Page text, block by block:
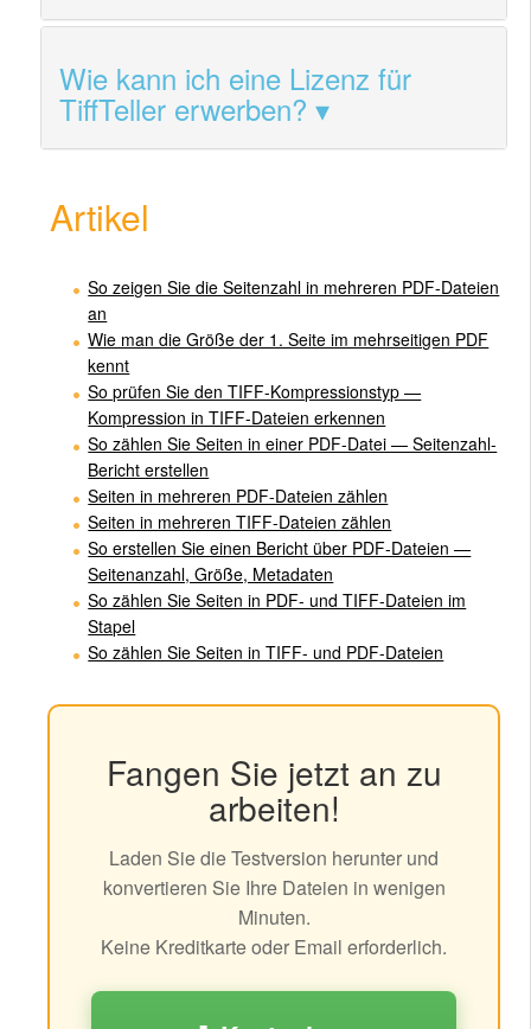
Wie kann ich eine Lizenz für
TiffTeller erwerben?
Artikel
So zeigen Sie die Seitenzahl in mehreren PDF-Dateien
an
Wie man die Größe der 1. Seite im mehrseitigen PDF
kennt
So prüfen Sie den TIFF-Kompressionstyp —
Kompression in TIFF-Dateien erkennen
So zählen Sie Seiten in einer PDF-Datei — Seitenzahl-
Bericht erstellen
Seiten in mehreren PDF-Dateien zählen
Seiten in mehreren TIFF-Dateien zählen
So erstellen Sie einen Bericht über PDF-Dateien —
Seitenanzahl, Größe, Metadaten
So zählen Sie Seiten in PDF- und TIFF-Dateien im
Stapel
So zählen Sie Seiten in TIFF- und PDF-Dateien
Fangen Sie jetzt an zu
arbeiten!
Laden Sie die Testversion herunter und
konvertieren Sie Ihre Dateien in wenigen
Minuten.
Keine Kreditkarte oder Email erforderlich.